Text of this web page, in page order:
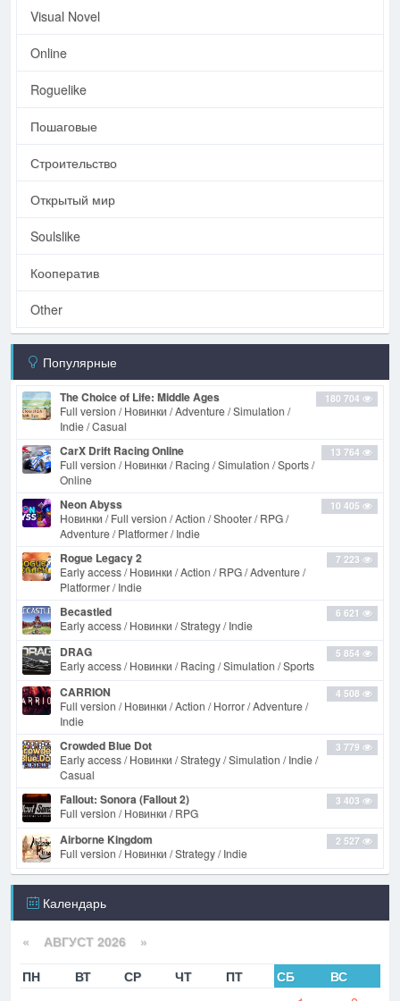
Visual Novel
Online
Roguelike
Пошаговые
Строительство
Открытый мир
Soulslike
Кооператив
Other
Популярные
180 704
The Choice of Life: Middle Ages
Full version / Новинки / Adventure / Simulation /
Indie / Casual
13 764
CarX Drift Racing Online
Full version / Новинки / Racing / Simulation / Sports /
Online
10 405
Neon Abyss
Новинки / Full version / Action / Shooter / RPG /
Adventure / Platformer / Indie
7 223
Rogue Legacy 2
Early access / Новинки / Action / RPG / Adventure /
Platformer / Indie
6 621
Becastled
Early access / Новинки / Strategy / Indie
5 854
DRAG
Early access / Новинки / Racing / Simulation / Sports
4 508
CARRION
Full version / Новинки / Action / Horror / Adventure /
Indie
3 779
Crowded Blue Dot
Early access / Новинки / Strategy / Simulation / Indie /
Casual
3 403
Fallout: Sonora (Fallout 2)
Full version / Новинки / RPG
2 527
Airborne Kingdom
Full version / Новинки / Strategy / Indie
Календарь
« АВГУСТ 2026 »
ПН
ВТ СР ЧТ ПТ СБ
ВС